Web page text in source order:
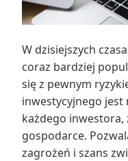
W dzisiejszych
coraz bardziej
się z pewnym
inwestycyjnego jest
każdego inwestora,
gospodarce.
zagrożeń i szans